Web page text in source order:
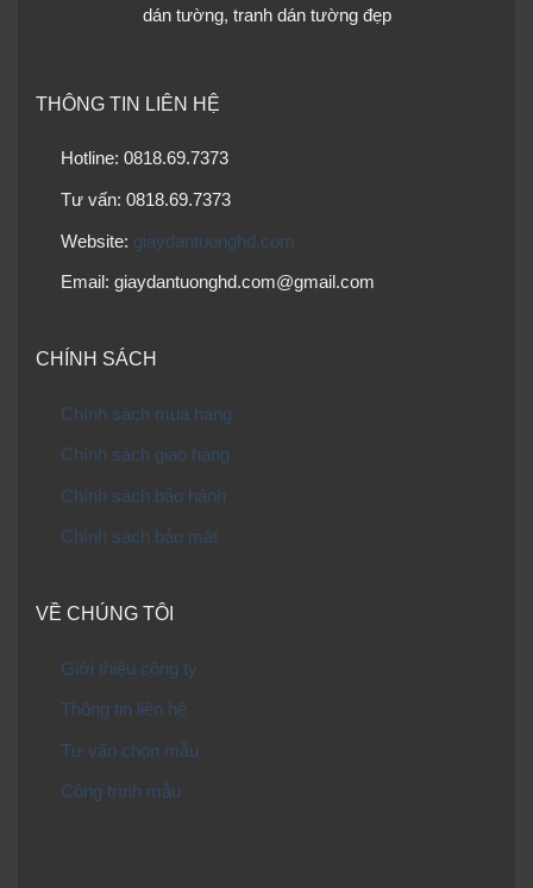
dán tường, tranh dán tường đẹp
THÔNG TIN LIÊN HỆ
Hotline: 0818.69.7373
Tư vấn: 0818.69.7373
Website: giaydantuonghd.com
Email: giaydantuonghd.com@gmail.com
CHÍNH SÁCH
Chính sách mua hàng
Chính sách giao hàng
Chính sách bảo hành
Chính sách bảo mật
VỀ CHÚNG TÔI
Giới thiệu công ty
Thông tin liên hệ
Tư vấn chọn mẫu
Công trình mẫu